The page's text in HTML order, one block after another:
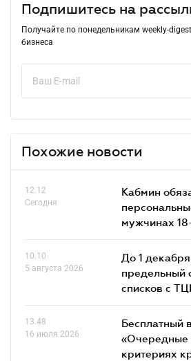
Подпишитесь на
Получайте по понедельникам weekly-
бизнеса
Похожие новости
12.12
Сегодня
Кабмин
мужчинах
10.10
5 августа 2026
До 1
предельный
списков c
13.48
16 июля 2026
Бесплатный
«Очередные
критериях